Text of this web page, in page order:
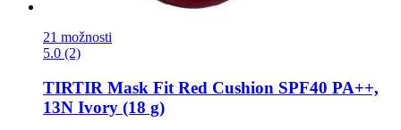
21 možnosti
5.0 (2)
TIRTIR Mask Fit Red Cushion SPF40 PA++,
13N Ivory (18 g)